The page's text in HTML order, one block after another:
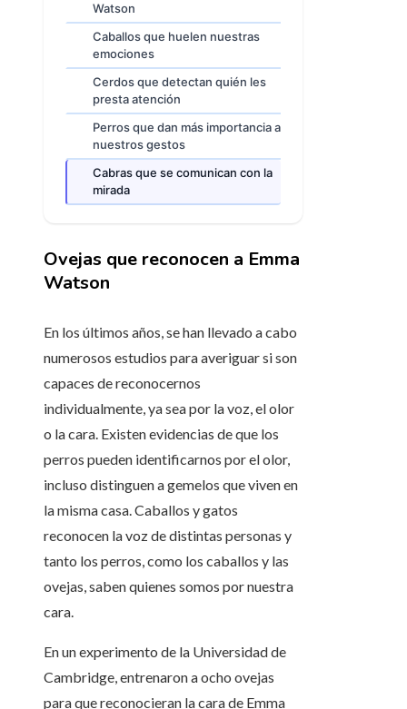
Watson
Caballos que huelen nuestras
emociones
Cerdos que detectan quién les
presta atención
Perros que dan más importancia a
nuestros gestos
Cabras que se comunican con la
mirada
Ovejas que reconocen a Emma
Watson
En los últimos años, se han llevado a cabo
numerosos estudios para averiguar si son
capaces de reconocernos
individualmente, ya sea por la voz, el olor
o la cara. Existen evidencias de que los
perros pueden identificarnos por el olor,
incluso distinguen a gemelos que viven en
la misma casa. Caballos y gatos
reconocen la voz de distintas personas y
tanto los perros, como los caballos y las
ovejas, saben quienes somos por nuestra
cara.
En un experimento de la Universidad de
Cambridge, entrenaron a ocho ovejas
para que reconocieran la cara de Emma